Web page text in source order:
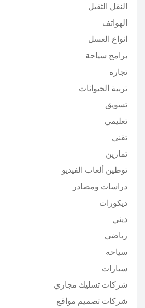
النقل الثقيل
الهواتف
انواع العسل
برامج سياحة
تجاره
تربية الحيوانات
تسويق
تعليمي
تقني
تمارين
توطين ألعاب الفيديو
دراسات ومصادر
ديكورات
ديني
رياضي
سياحه
سيارات
شركات تسليك مجاري
شركات تصميم مواقع